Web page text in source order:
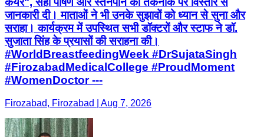
जानकारी दी। माताओं ने भी उनके सुझावों को ध्यान से सुना और
सराहा। कार्यक्रम में उपस्थित सभी डॉक्टरों और स्टाफ ने डॉ.
सुजाता सिंह के प्रयासों की सराहना की।
#WorldBreastfeedingWeek #DrSujataSingh
#FirozabadMedicalCollege #ProudMoment
#WomenDoctor ---
Firozabad, Firozabad | Aug 7, 2026